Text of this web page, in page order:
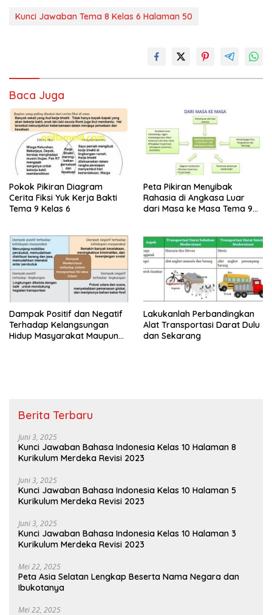
Kunci Jawaban Tema 8 Kelas 6 Halaman 50
Baca Juga
Pokok Pikiran Diagram
Cerita Fiksi Yuk Kerja Bakti
Tema 9 Kelas 6
Peta Pikiran Menyibak
Rahasia di Angkasa Luar
dari Masa ke Masa Tema 9
Dampak Positif dan Negatif
Terhadap Kelangsungan
Hidup Masyarakat Maupun
Lakukanlah Perbandingkan
Alat Transportasi Darat Dulu
dan Sekarang
Berita Terbaru
Juni 3, 2025
Kunci Jawaban Bahasa Indonesia Kelas 10 Halaman 8
Kurikulum Merdeka Revisi 2023
Juni 3, 2025
Kunci Jawaban Bahasa Indonesia Kelas 10 Halaman 5
Kurikulum Merdeka Revisi 2023
Juni 3, 2025
Kunci Jawaban Bahasa Indonesia Kelas 10 Halaman 3
Kurikulum Merdeka Revisi 2023
Mei 22, 2025
Peta Asia Selatan Lengkap Beserta Nama Negara dan
Ibukotanya
Mei 22, 2025